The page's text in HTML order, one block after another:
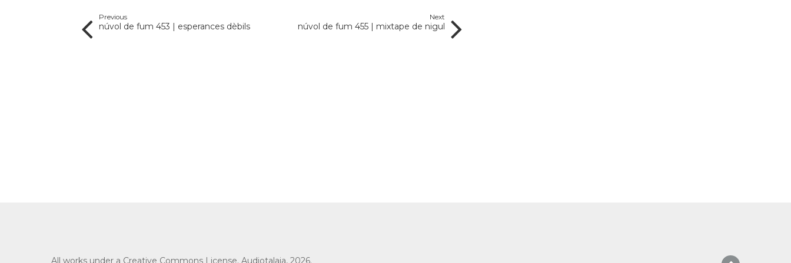
Previous
núvol de fum 453 | esperances dèbils
Next
núvol de fum 455 | mixtape de nigul
All works under a Creative Commons License. Audiotalaia, 2026.